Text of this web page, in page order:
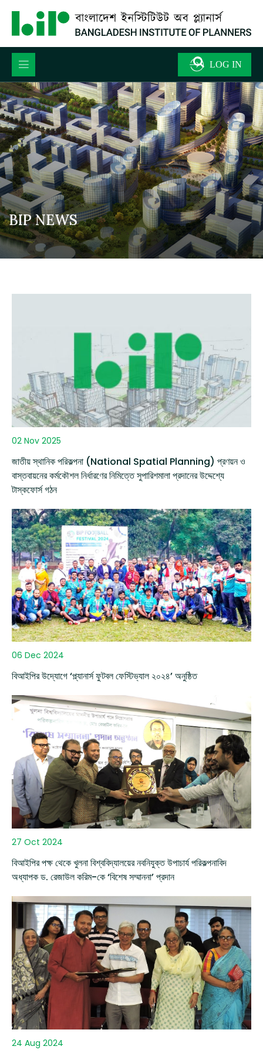
BIP NEWS
02 Nov 2025
জাতীয় স্থানিক পরিকল্পনা (National Spatial Planning) প্রণয়ন ও
বাস্তবায়নের কর্মকৌশল নির্ধারণের নিমিত্তে সুপারিশমালা প্রদানের উদ্দেশ্যে
টাস্কফোর্স গঠন
06 Dec 2024
বিআইপির উদ্যোগে ‘প্ল্যানার্স ফুটবল ফেস্টিভ্যাল ২০২৪’ অনুষ্ঠিত
27 Oct 2024
বিআইপির পক্ষ থেকে খুলনা বিশ্ববিদ্যালয়ের নবনিযুক্ত উপাচার্য পরিকল্পনাবিদ
অধ্যাপক ড. রেজাউল করিম-কে ‘বিশেষ সম্মাননা’ প্রদান
24 Aug 2024